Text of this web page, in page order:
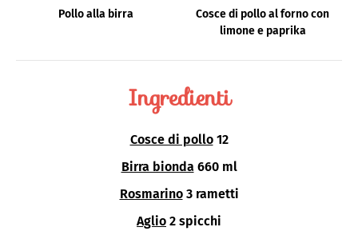
Pollo alla birra
Cosce di pollo al forno con
limone e paprika
Ingredienti
Cosce di pollo 12
Birra bionda 660 ml
Rosmarino 3 rametti
Aglio 2 spicchi